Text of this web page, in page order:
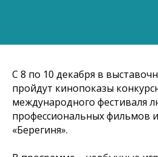
С 8 по 10 декабря в
пройдут кинопоказы
международного фестиваля
профессиональных фильмов
«Берегиня».